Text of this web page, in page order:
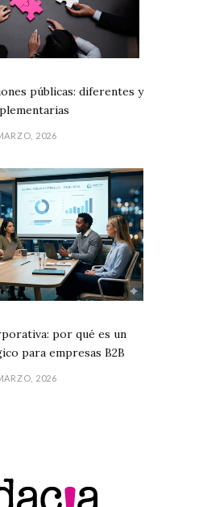
públicas: diferentes y
2026
por qué es un
para empresas B2B
2026